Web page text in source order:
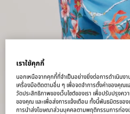
7
เราใช้คุกกี้
นอกเหนือจากคุกกี้ที่จำเป็นอย่างยิ่งต่อการดำเนินง
เครื่องมือติดตามอื่น ๆ เพื่อจดจำการตั้งค่าของคุณแ
วัดประสิทธิภาพของเว็บไซต์ของเรา เพื่อปรับปรุงควา
ของคุณ และเพื่อส่งการแจ้งเตือน ทั้งนี้พันธมิตรของ
การนำส่งโฆษณาส่วนบุคคลตามพฤติกรรมการท่อง